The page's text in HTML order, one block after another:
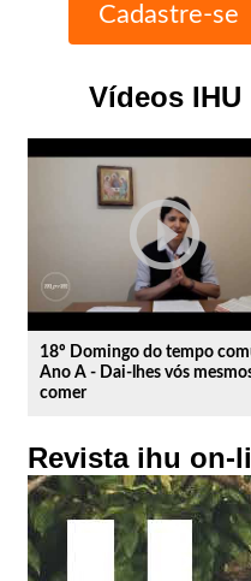
Vídeos IHU
play_circle_outline
18º Domingo do tempo
Ano A - Dai-lhes vós
comer
Revista ihu on-